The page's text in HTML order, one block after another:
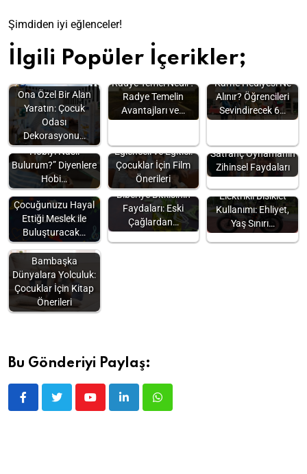
Şimdiden iyi eğlenceler!
İlgili Popüler İçerikler;
Ona Özel Bir Alan
Yaratın: Çocuk
Odası
Dekorasyonu…
Radye Temel Nedir?
Radye Temelin
Avantajları ve…
Karne Hediyesi Ne
Alınır? Öğrencileri
Sevindirecek 6…
“Kendime Uygun
Hobiyi Nasıl
Bulurum?” Diyenlere
Hobi…
Eğlenceli ve Eğitici:
Çocuklar İçin Film
Önerileri
Satranç Oynamanın
Zihinsel Faydaları
Çocuğunuzu Hayal
Ettiği Meslek ile
Buluşturacak…
Biberiye Bitkisinin
Faydaları: Eski
Çağlardan…
Elektrikli Bisiklet
Kullanımı: Ehliyet,
Yaş Sınırı…
Bambaşka
Dünyalara Yolculuk:
Çocuklar İçin Kitap
Önerileri
Bu Gönderiyi Paylaş: